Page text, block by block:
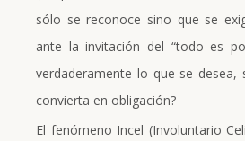
sólo se reconoce sino que se
ante la invitación del “todo es
verdaderamente lo que se desea,
convierta en obligación?
El fenómeno Incel (Involuntario